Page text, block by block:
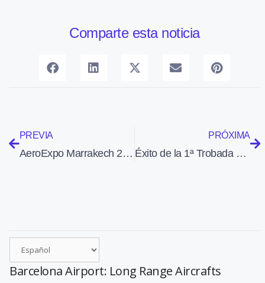
Comparte esta noticia
PREVIA
AeroExpo Marrakech 2010 (27 al 30-1-2010)
PRÓXIMA
Éxito de la 1ª Trobada d’Aviació General en el nuevo aeropuerto de Lleida Alguaire
Barcelona Airport: Long Range Aircrafts